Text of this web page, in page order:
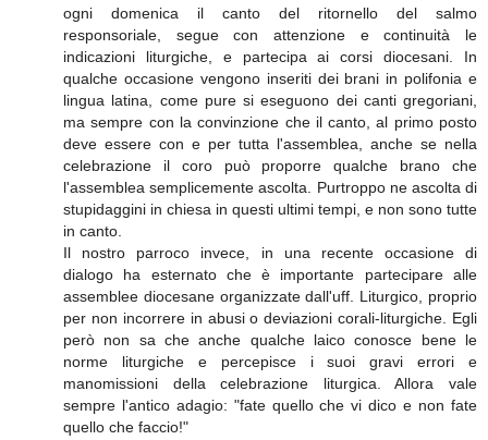
ogni domenica il canto del ritornello del salmo
responsoriale, segue con attenzione e continuità le
indicazioni liturgiche, e partecipa ai corsi diocesani. In
qualche occasione vengono inseriti dei brani in polifonia e
lingua latina, come pure si eseguono dei canti gregoriani,
ma sempre con la convinzione che il canto, al primo posto
deve essere con e per tutta l'assemblea, anche se nella
celebrazione il coro può proporre qualche brano che
l'assemblea semplicemente ascolta. Purtroppo ne ascolta di
stupidaggini in chiesa in questi ultimi tempi, e non sono tutte
in canto.
Il nostro parroco invece, in una recente occasione di
dialogo ha esternato che è importante partecipare alle
assemblee diocesane organizzate dall'uff. Liturgico, proprio
per non incorrere in abusi o deviazioni corali-liturgiche. Egli
però non sa che anche qualche laico conosce bene le
norme liturgiche e percepisce i suoi gravi errori e
manomissioni della celebrazione liturgica. Allora vale
sempre l'antico adagio: "fate quello che vi dico e non fate
quello che faccio!"